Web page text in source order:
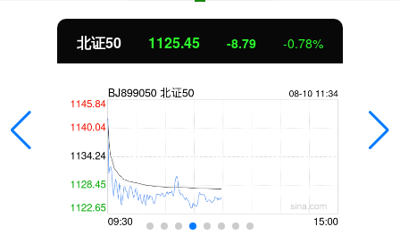
北证50 1125.45 -8.79 -0.78%